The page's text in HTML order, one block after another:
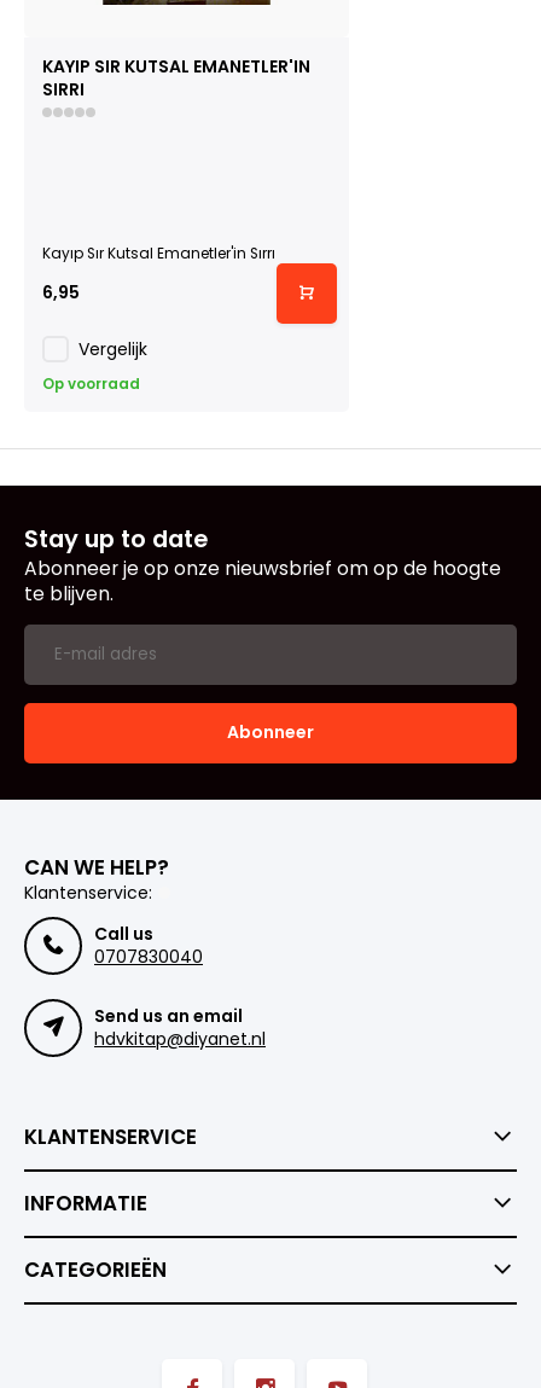
KAYIP SIR KUTSAL EMANETLER'IN
SIRRI
Kayıp Sır Kutsal Emanetler'in Sırrı
6,95
Vergelijk
Op voorraad
Stay up to date
Abonneer je op onze nieuwsbrief om op de hoogte
te blijven.
Abonneer
CAN WE HELP?
Klantenservice:
Call us
0707830040
Send us an email
hdvkitap@diyanet.nl
KLANTENSERVICE
INFORMATIE
CATEGORIEËN